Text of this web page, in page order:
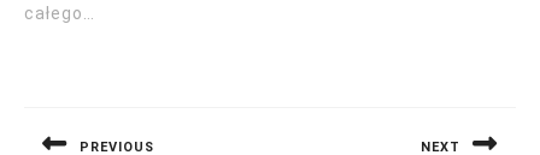
całego…
PREVIOUS NEXT